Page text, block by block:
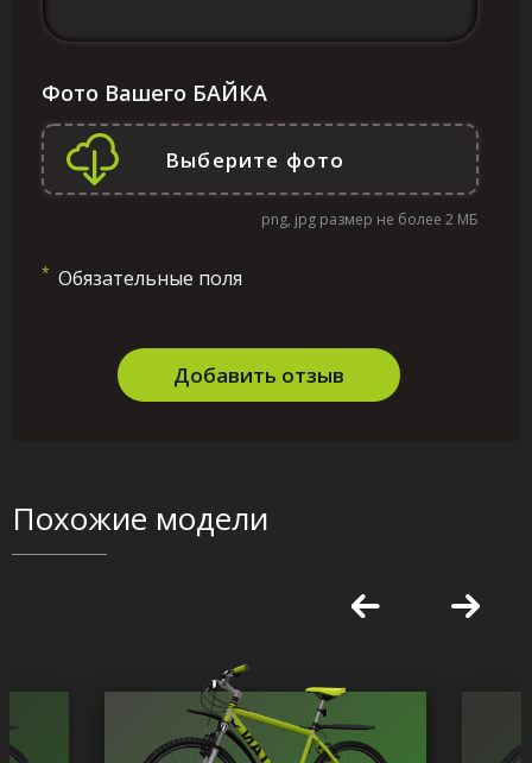
Фото Вашего БАЙКА
png, jpg размер не более 2 МБ
* Обязательные поля
Добавить отзыв
Похожие модели